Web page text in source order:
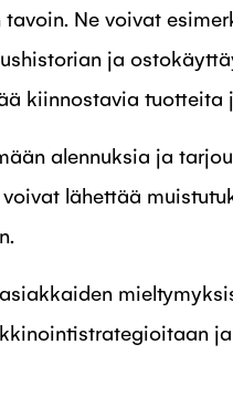
Ne voivat
ja
kiinnostavia tuotteita
alennuksia ja
lähettää